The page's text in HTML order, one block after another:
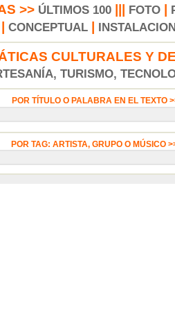
>> ÚLTIMOS 100 FOTO
CONCEPTUAL
CULTURALES Y
TURISMO,
POR TÍTULO O PALABRA EN EL TEXTO
POR TAG: ARTISTA, GRUPO O MÚSICO